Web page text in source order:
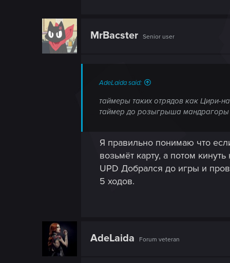
превратить карту обратно в
MrBacster Senior user
AdeLaida said:
таймеры таких отрядов как Цири-
таймер до розыгрыша мандрагоры
Я правильно понимаю что
возьмёт карту, а потом
UPD Добрался до игры и
5 ходов.
AdeLaida Forum veteran